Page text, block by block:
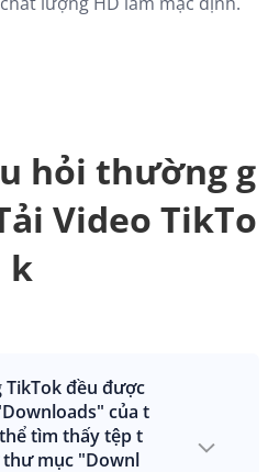
hỏi thường g
Video TikTo
k
TikTok đều được
của t
tìm thấy tệp t
thư mục "Downl